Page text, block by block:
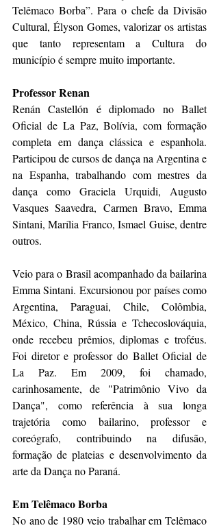
Telêmaco Borba”. Para o chefe da Divisão
Cultural, Élyson Gomes, valorizar os artistas
que tanto representam a Cultura do
município é sempre muito importante.
Professor Renan
Renán Castellón é diplomado no Ballet
Oficial de La Paz, Bolívia, com formação
completa em dança clássica e espanhola.
Participou de cursos de dança na Argentina e
na Espanha, trabalhando com mestres da
dança como Graciela Urquidi, Augusto
Vasques Saavedra, Carmen Bravo, Emma
Sintani, Marília Franco, Ismael Guise, dentre
outros.
Veio para o Brasil acompanhado da bailarina
Emma Sintani. Excursionou por países como
Argentina, Paraguai, Chile, Colômbia,
México, China, Rússia e Tchecoslováquia,
onde recebeu prêmios, diplomas e troféus.
Foi diretor e professor do Ballet Oficial de
La Paz. Em 2009, foi chamado,
carinhosamente, de "Patrimônio Vivo da
Dança", como referência à sua longa
trajetória como bailarino, professor e
coreógrafo, contribuindo na difusão,
formação de plateias e desenvolvimento da
arte da Dança no Paraná.
Em Telêmaco Borba
No ano de 1980 veio trabalhar em Telêmaco